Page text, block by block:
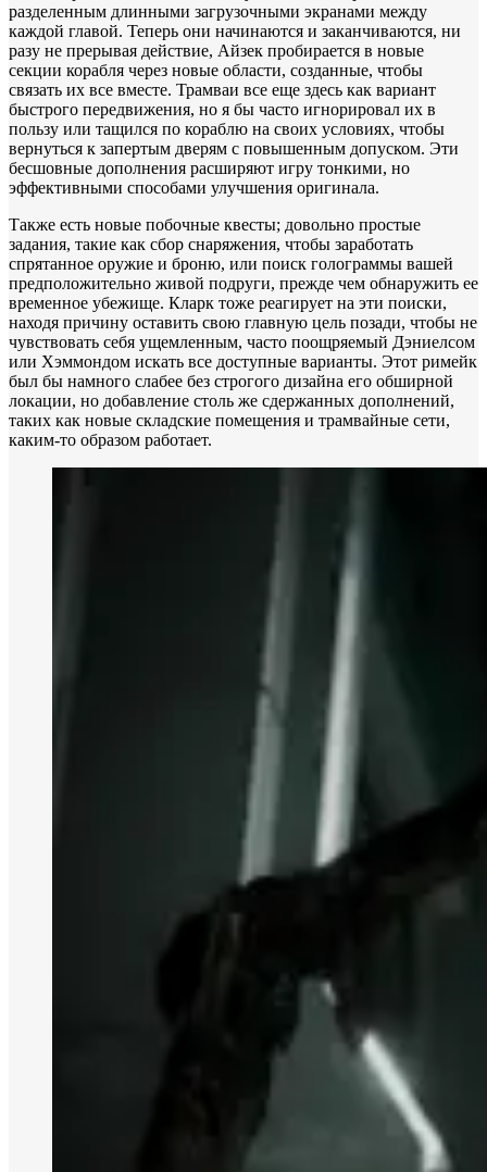
разделенным длинными загрузочными экранами между
каждой главой. Теперь они начинаются и заканчиваются, ни
разу не прерывая действие, Айзек пробирается в новые
секции корабля через новые области, созданные, чтобы
связать их все вместе. Трамваи все еще здесь как вариант
быстрого передвижения, но я бы часто игнорировал их в
пользу или тащился по кораблю на своих условиях, чтобы
вернуться к запертым дверям с повышенным допуском. Эти
бесшовные дополнения расширяют игру тонкими, но
эффективными способами улучшения оригинала.
Также есть новые побочные квесты; довольно простые
задания, такие как сбор снаряжения, чтобы заработать
спрятанное оружие и броню, или поиск голограммы вашей
предположительно живой подруги, прежде чем обнаружить ее
временное убежище. Кларк тоже реагирует на эти поиски,
находя причину оставить свою главную цель позади, чтобы не
чувствовать себя ущемленным, часто поощряемый Дэниелсом
или Хэммондом искать все доступные варианты. Этот римейк
был бы намного слабее без строгого дизайна его обширной
локации, но добавление столь же сдержанных дополнений,
таких как новые складские помещения и трамвайные сети,
каким-то образом работает.